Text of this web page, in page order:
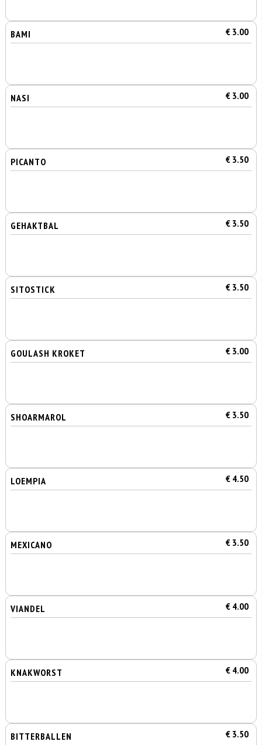
BAMI € 3.00
NASI € 3.00
PICANTO € 3.50
GEHAKTBAL € 3.50
SITOSTICK € 3.50
GOULASH KROKET € 3.00
SHOARMAROL € 3.50
LOEMPIA € 4.50
MEXICANO € 3.50
VIANDEL € 4.00
KNAKWORST € 4.00
BITTERBALLEN € 3.50